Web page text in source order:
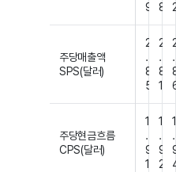
9
8
2
주당매출액
SPS(달러)
2
.
8
5
2
.
8
1
2
.
8
6
주당현금흐름
CPS(달러)
1
.
9
1
1
.
9
2
1
.
9
4